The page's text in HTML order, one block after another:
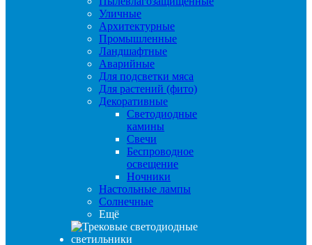
Уличные
Архитектурные
Промышленные
Ландшафтные
Аварийные
Для подсветки мяса
Для растений (фито)
Декоративные
Светодиодные
камины
Свечи
Беспроводное
освещение
Ночники
Настольные лампы
Солнечные
Ещё